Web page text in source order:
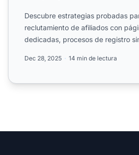
Descubre estrategias probadas
reclutamiento de afiliados con
dedicadas, procesos de registro
Dec 28, 2025 14 min de lectura